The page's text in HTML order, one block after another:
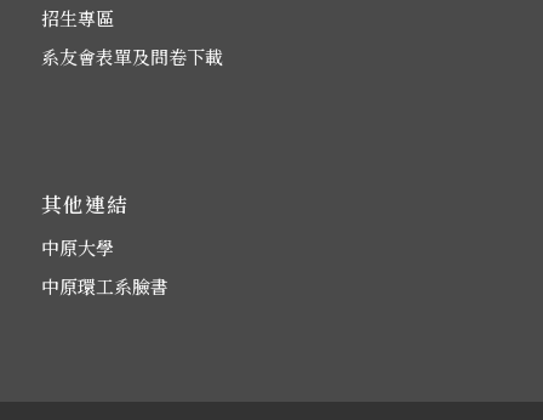
招生專區
系友會表單及問卷下載
其他連結
中原大學
中原環工系臉書